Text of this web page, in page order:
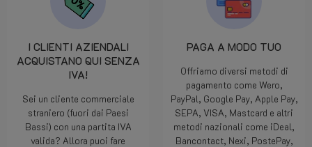
I CLIENTI AZIENDALI
ACQUISTANO QUI SENZA
IVA!
Sei un cliente commerciale
straniero (fuori dai Paesi
Bassi) con una partita IVA
valida? Allora puoi fare
PAGA A MODO TUO
Offriamo diversi metodi di
pagamento come Wero,
PayPal, Google Pay, Apple Pay,
SEPA, VISA, Mastcard e altri
metodi nazionali come iDeal,
Bancontact, Nexi, PostePay,